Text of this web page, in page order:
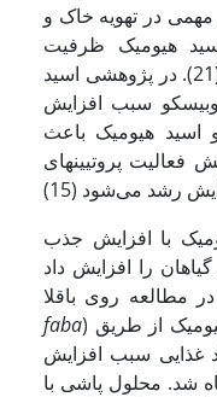
در تهویه خاک و
داشته باشد (16). اسید هیومیک ظرفیت
نگهداری آب خاک را افزایش می­دهد (21). در پژوهشی اسید
سبب افزایش
فتوسنتزی گیاه شد (14) و اسید هیومیک باعث
فعالیت پروتیین­های
با افزایش جذب
را افزایش داد
faba) اعلام نمودند که محلول­پاشی اسید هیومیک از طریق
سبب افزایش
شد. محلول پاشی با